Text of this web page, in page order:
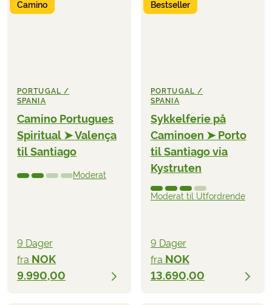
Camino
PORTUGAL /
SPANIA
Camino Portugues
Spiritual ➤ Valença
til Santiago
Moderat
9 Dager
fra NOK
9.990,00
Bestseller
PORTUGAL /
SPANIA
Sykkelferie på
Caminoen ➤ Porto
til Santiago via
Kystruten
Moderat til Utfordrende
9 Dager
fra NOK
13.690,00